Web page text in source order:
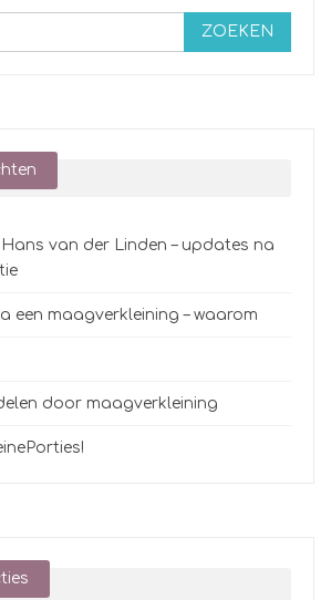
van der Linden – updates na
een maagverkleining – waarom
door maagverkleining